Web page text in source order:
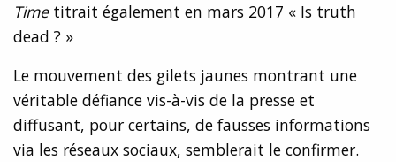
Timetitrait également en mars 2017 « Is truth
dead ? »
Le mouvement des gilets jaunes montrant une
véritable défiance vis-à-vis de la presse et
diffusant, pour certains, de fausses informations
via les réseaux sociaux, semblerait le confirmer.